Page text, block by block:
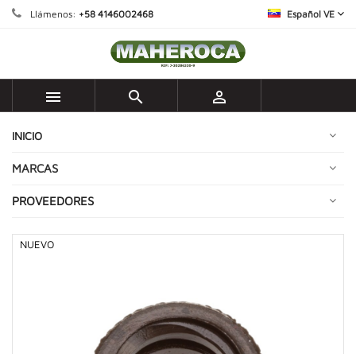
Llámenos: +58 4146002468 Español VE
  
INICIO
MARCAS
PROVEEDORES
NUEVO